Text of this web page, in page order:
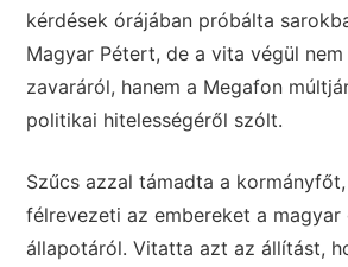
kérdések órájában próbálta
Magyar Pétert, de a vita végül
zavaráról, hanem a Megafon
politikai hitelességéről szólt.
Szűcs azzal támadta a
félrevezeti az embereket a magyar
állapotáról. Vitatta azt az állítást,